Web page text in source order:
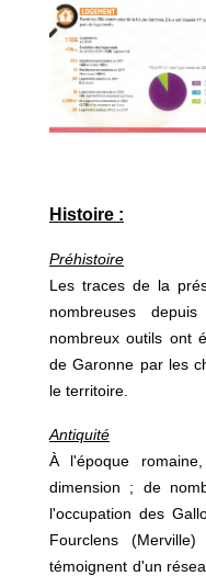
Histoire :
Préhistoire
Les traces de la
nombreuses
nombreux outils ont
de Garonne par les
le territoire.
Antiquité
À l'époque
dimension ; de
l'occupation des
Fourclens
témoignent d'un